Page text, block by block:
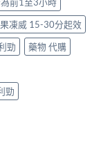
前1至3小時
果凍威 15-30分起效
勁
藥物 代購
勁